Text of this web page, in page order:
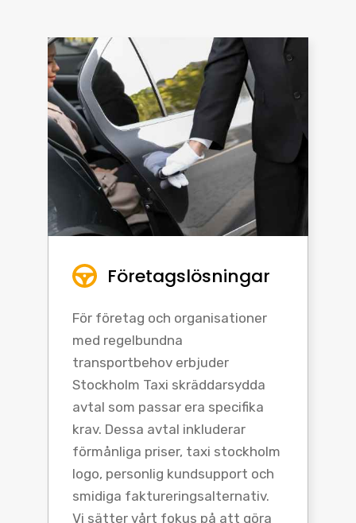
Företagslösningar
För företag och organisationer
med regelbundna
transportbehov erbjuder
Stockholm Taxi skräddarsydda
avtal som passar era specifika
krav. Dessa avtal inkluderar
förmånliga priser, taxi stockholm
logo, personlig kundsupport och
smidiga faktureringsalternativ.
Vi sätter vårt fokus på att göra